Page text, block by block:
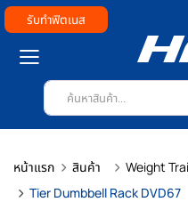
รับทำฟิตเนส
หน้าแรก สินค้า Weight
Tier Dumbbell Rack DVD67